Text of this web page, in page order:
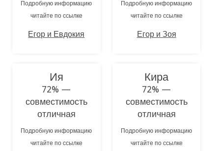
Подробную информацию
читайте по ссылке
Егор и Евдокия
Подробную информацию
читайте по ссылке
Егор и Зоя
Ия
72% —
совместимость
отличная
Подробную информацию
читайте по ссылке
Кира
72% —
совместимость
отличная
Подробную информацию
читайте по ссылке